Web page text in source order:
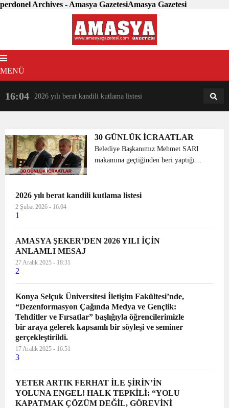
perdonel Archives - Amasya GazetesiAmasya Gazetesi
MENÜ
16:04 2026 yılı berat kandili kutlama listesi 18:31
30 GÜNLÜK İCRAATLAR
Belediye Başkanımız Mehmet SARI
makamına geçtiğinden beri yaptığı
bu çalışmaların devam edeceğini söyledi
2026 yılı berat kandili kutlama listesi
2 Şubat 2026 - 16:04
1
AMASYA ŞEKER’DEN 2026 YILI İÇİN
ANLAMLI MESAJ
27 Aralık 2025 - 18:31
2
Konya Selçuk Üniversitesi İletişim Fakültesi’nde,
“Dezenformasyon Çağında Medya ve Gençlik:
Tehditler ve Fırsatlar” başlığıyla öğrencilerimizle
bir araya gelerek kapsamlı bir söyleşi ve seminer
gerçekleştirildi.
17 Aralık 2025 - 16:51
3
YETER ARTIK FERHAT İLE ŞİRİN’İN
YOLUNA ENGEL! HALK TEPKİLİ: “YOLU
KAPATMAK ÇÖZÜM DEĞİL, GÖREVİNİ